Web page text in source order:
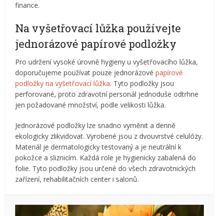
finance.
Na vyšetřovací lůžka používejte
jednorázové papírové podložky
Pro udržení vysoké úrovně hygieny u vyšetřovacího lůžka,
doporučujeme používat pouze jednorázovépapírové
podložky na vyšetřovací lůžka. Tyto podložky jsou
perforované, proto zdravotní personál jednoduše odtrhne
jen požadované množství, podle velikosti lůžka.
Jednorázové podložky lze snadno vyměnit a denně
ekologicky zlikvidovat. Vyrobené jsou z dvouvrstvé celulózy.
Materiál je dermatologicky testovaný a je neutrální k
pokožce a sliznicím. Každá role je hygienicky zabalená do
folie. Tyto podložky jsou určené do všech zdravotnických
zařízení, rehabilitačních center i salonů.